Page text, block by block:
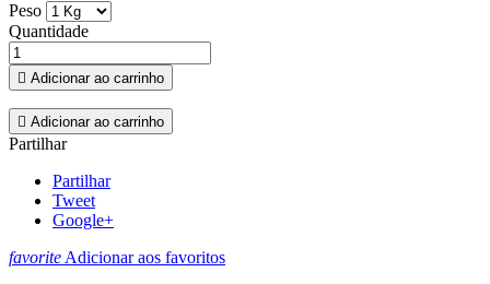
Peso
Quantidade
 Adicionar ao carrinho
 Adicionar ao carrinho
Partilhar
Partilhar
Tweet
Google+
favoriteAdicionar aos favoritos